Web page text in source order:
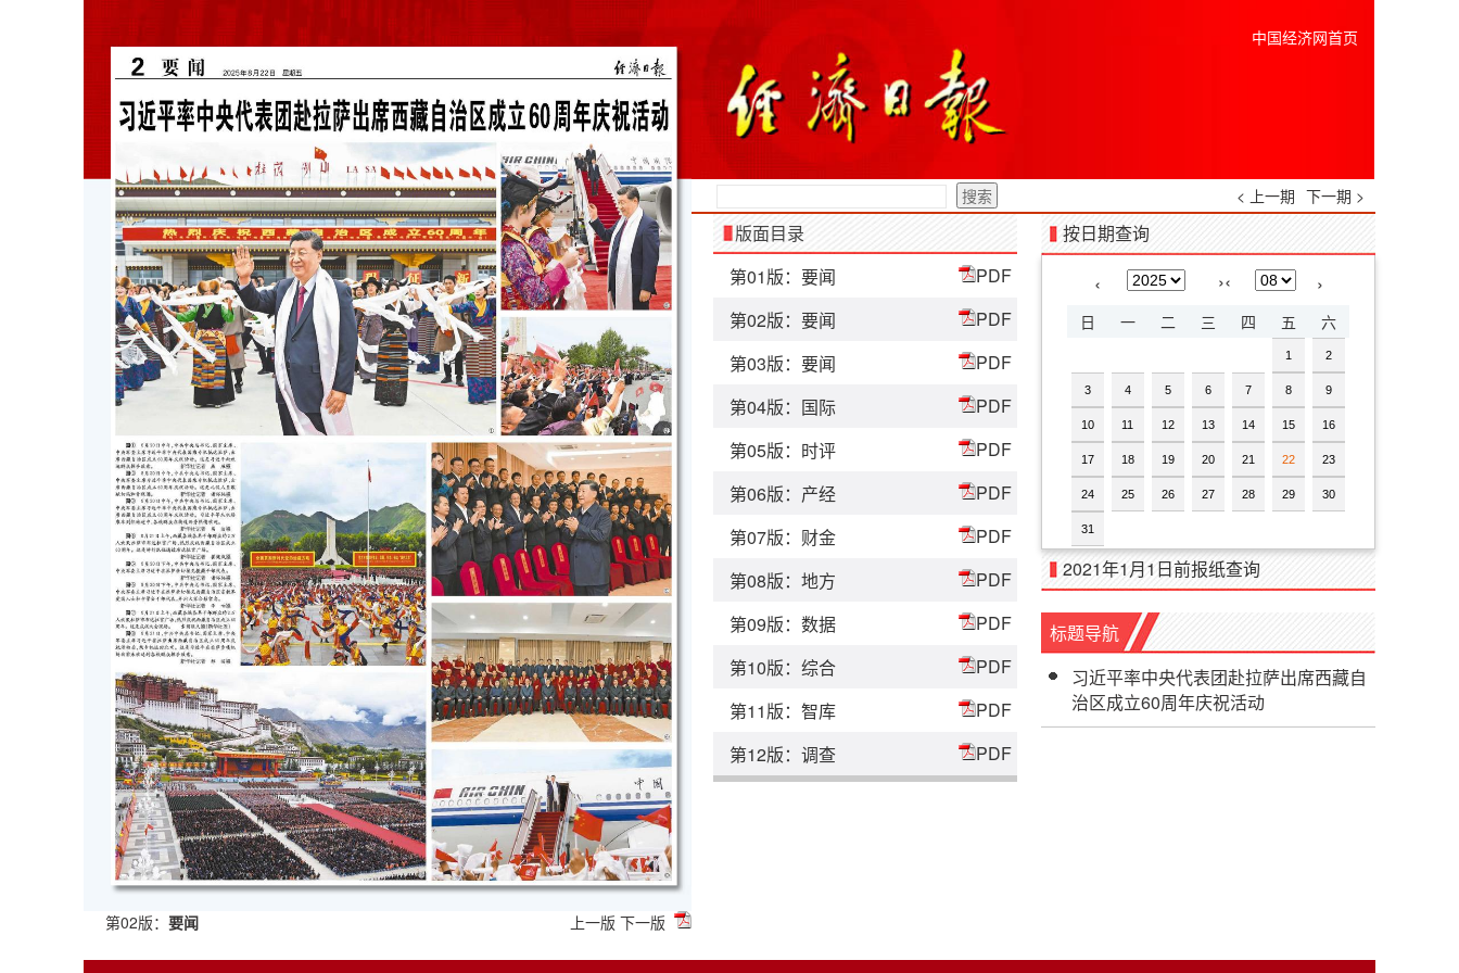
第02版： 要闻 上一版 下一版
中国经济网首页
< 上一期 下一期 >
版面目录
第01版：要闻
PDF
第02版：要闻
PDF
第03版：要闻
PDF
第04版：国际
PDF
第05版：时评
PDF
第06版：产经
PDF
第07版：财金
PDF
第08版：地方
PDF
第09版：数据
PDF
第10版：综合
PDF
第11版：智库
PDF
第12版：调查
PDF
按日期查询
‹ ›‹ ›
日 一 二 三 四 五 六
1 2
3 4 5 6 7 8 9
10 11 12 13 14 15 16
17 18 19 20 21 22 23
24 25 26 27 28 29 30
31
2021年1月1日前报纸查询
标题导航
习近平率中央代表团赴拉萨出席西藏自
治区成立60周年庆祝活动